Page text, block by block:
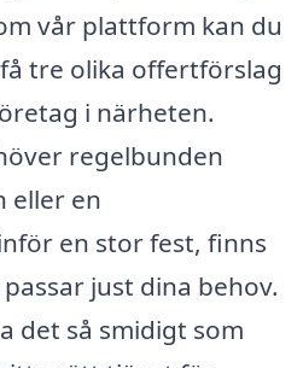
vår plattform kan du
tre olika offertförslag
i närheten.
regelbunden
eller en
en stor fest, finns
just dina behov.
det så smidigt som